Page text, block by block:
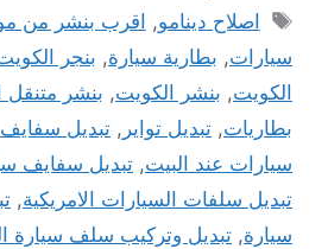
الوسوم
اصلاح دينامو, اقرب بنشر من
سيارات, بطارية سيارة, بنجر
الكويت, بنشر الكويت, بنشر متنقل
بطاريات, تبديل تواير , تبديل سفايف
سيارات عند البيت, تبديل سفايف
تبديل سلفات السيارات الامريكية,
سيارة, تبديل وتركيب سلف سيارة